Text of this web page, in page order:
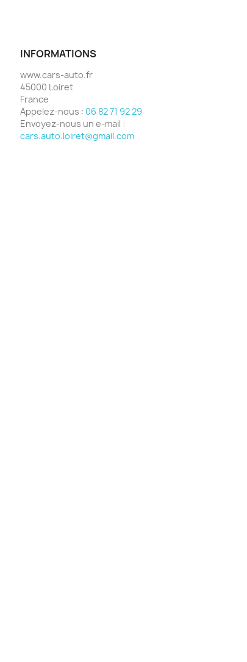
INFORMATIONS
www.cars-auto.fr
45000 Loiret
France
Appelez-nous : 06 82 71 92 29
Envoyez-nous un e-mail :
cars.auto.loiret@gmail.com